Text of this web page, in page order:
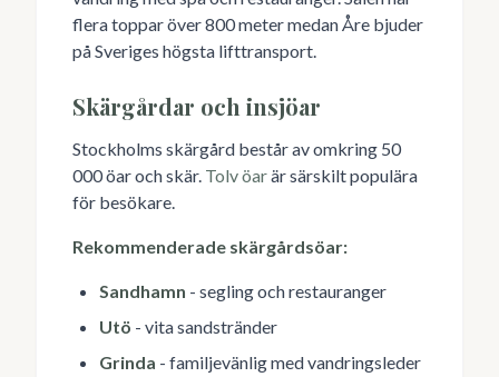
flera toppar över 800 meter medan Åre bjuder
på Sveriges högsta lifttransport.
Skärgårdar och insjöar
Stockholms skärgård består av omkring 50
000 öar och skär. Tolv öarär särskilt populära
för besökare.
Rekommenderade skärgårdsöar:
Sandhamn - segling och restauranger
Utö - vita sandstränder
Grinda - familjevänlig med vandringsleder